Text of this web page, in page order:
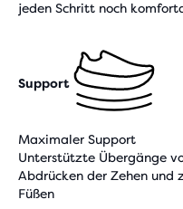
jeden Schritt noch
Support
Maximaler Support
Unterstützte Übergänge
Abdrücken der Zehen und
Füßen